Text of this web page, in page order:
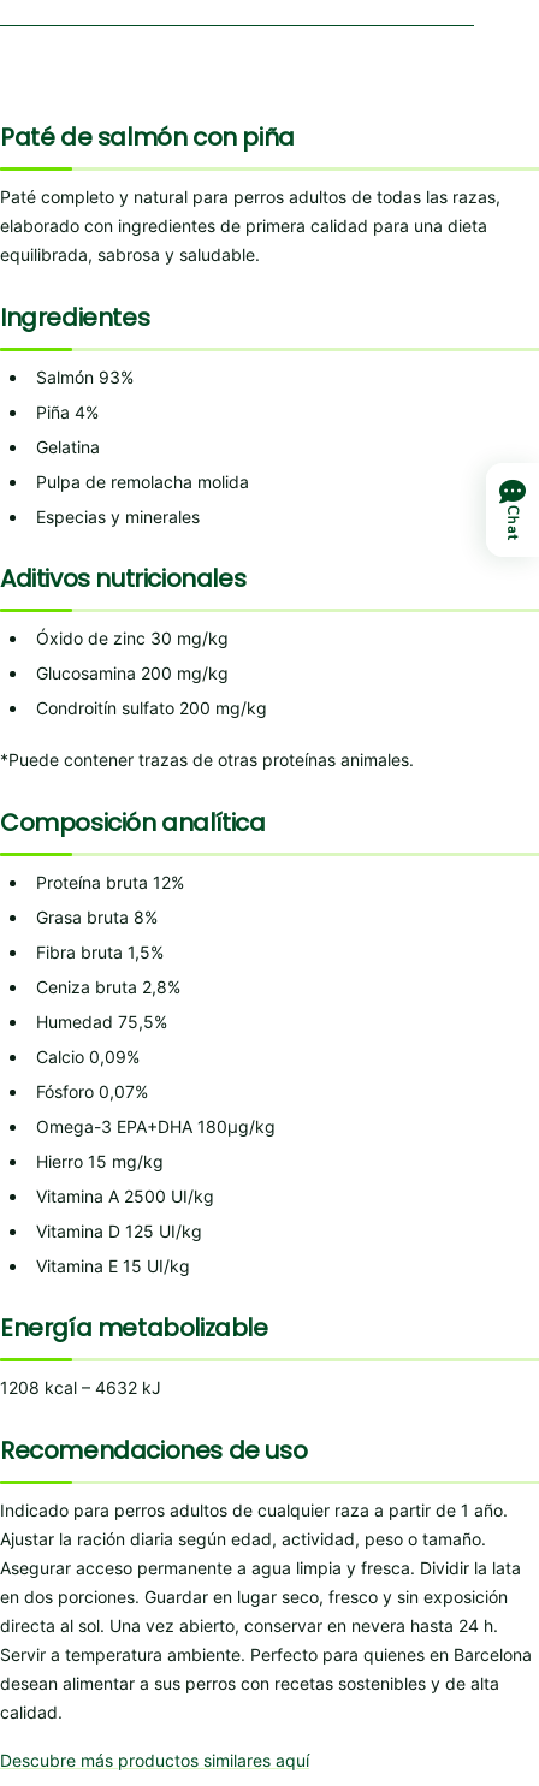
Paté de salmón con piña
Paté completo y natural para perros adultos de todas las razas,
elaborado con ingredientes de primera calidad para una dieta
equilibrada, sabrosa y saludable.
Ingredientes
Salmón 93%
Piña 4%
Gelatina
Pulpa de remolacha molida
Especias y minerales
Aditivos nutricionales
Óxido de zinc 30 mg/kg
Glucosamina 200 mg/kg
Condroitín sulfato 200 mg/kg
*Puede contener trazas de otras proteínas animales.
Composición analítica
Proteína bruta 12%
Grasa bruta 8%
Fibra bruta 1,5%
Ceniza bruta 2,8%
Humedad 75,5%
Calcio 0,09%
Fósforo 0,07%
Omega-3 EPA+DHA 180μg/kg
Hierro 15 mg/kg
Vitamina A 2500 UI/kg
Vitamina D 125 UI/kg
Vitamina E 15 UI/kg
Energía metabolizable
1208 kcal – 4632 kJ
Recomendaciones de uso
Indicado para perros adultos de cualquier raza a partir de 1 año.
Ajustar la ración diaria según edad, actividad, peso o tamaño.
Asegurar acceso permanente a agua limpia y fresca. Dividir la lata
en dos porciones. Guardar en lugar seco, fresco y sin exposición
directa al sol. Una vez abierto, conservar en nevera hasta 24 h.
Servir a temperatura ambiente. Perfecto para quienes en Barcelona
desean alimentar a sus perros con recetas sostenibles y de alta
calidad.
Descubre más productos similares aquí
Chat